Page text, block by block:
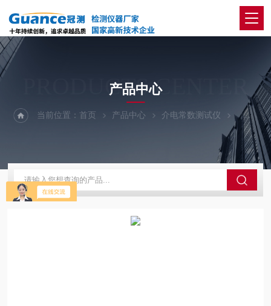
PRODUCTS CENTER
产品中心
当前位置：首页 产品中心 介电常数测试仪 GCWP-